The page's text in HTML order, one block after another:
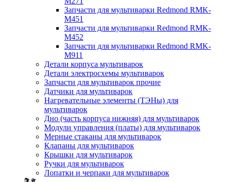
Запчасти для мультиварки Redmond RMK-
M451
Запчасти для мультиварки Redmond RMK-
M452
Запчасти для мультиварки Redmond RMK-
M911
Детали корпуса мультиварок
Детали электросхемы мультиварок
Запчасти для мультиварок прочие
Датчики для мультиварок
Нагревательные элементы (ТЭНы) для
мультиварок
Дно (часть корпуса нижняя) для мультиварок
Модули управления (платы) для мультиварок
Мерные стаканы для мультиварок
Клапаны для мультиварок
Крышки для мультиварок
Ручки для мультиварок
Лопатки и черпаки для мультиварок